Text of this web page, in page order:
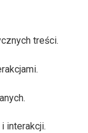
treści.
interakcji.